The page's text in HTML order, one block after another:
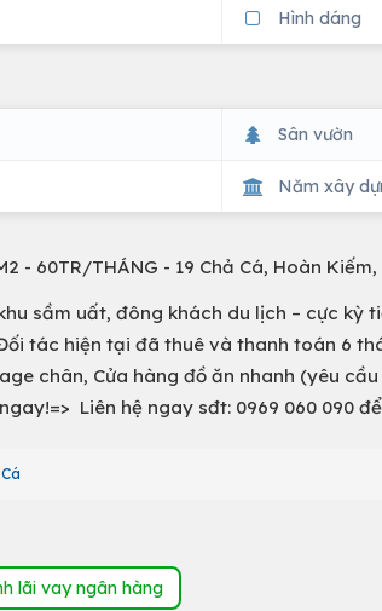
Hình dáng
Sân vườn
Năm xây
- 60TR/THÁNG - 19 Chả Cá, Hoàn Kiếm,
sầm uất, đông khách du lịch – cực kỳ
tác hiện tại đã thuê và thanh toán 6
chân, Cửa hàng đồ ăn nhanh (yêu
Liên hệ ngay sđt: 0969 060 090
lãi vay ngân hàng